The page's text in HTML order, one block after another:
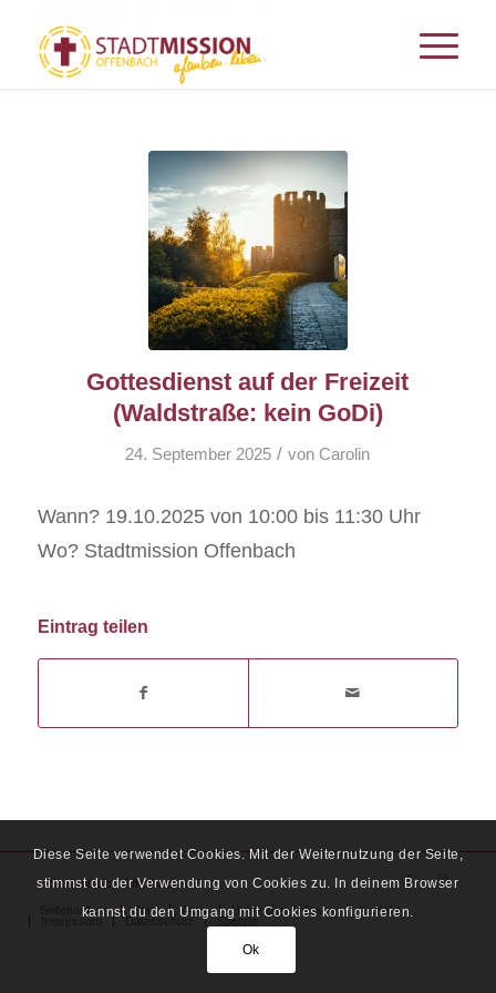
Gottesdienst auf der Freizeit
(Waldstraße: kein GoDi)
24. September 2025 / von Carolin
Wann? 19.10.2025 von 10:00 bis 11:30 Uhr
Wo? Stadtmission Offenbach
Eintrag teilen
© Stadtmission Offenbach e.V.
Seitenanfang
Start Aktiv Hinter den Kulissen
Kontakt
Spende
Diese Seite verwendet Cookies. Mit der Weiternutzung der Seite,
stimmst du der Verwendung von Cookies zu. In deinem Browser
kannst du den Umgang mit Cookies konfigurieren.
Ok